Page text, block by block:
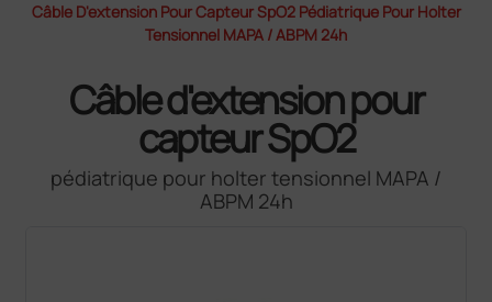
Câble D'extension Pour Capteur SpO2 Pédiatrique Pour Holter
Tensionnel MAPA / ABPM 24h
Câble d'extension pour
capteur SpO2
pédiatrique pour holter tensionnel MAPA /
ABPM 24h